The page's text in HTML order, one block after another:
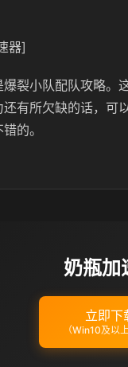
器]
爆裂小队配队攻略。
还有所欠缺的话，可
的。
奶瓶加
立即下
（Win10及以